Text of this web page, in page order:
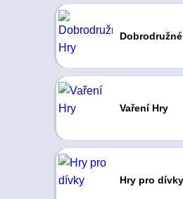
Vaření Hry
Hry pro dívky